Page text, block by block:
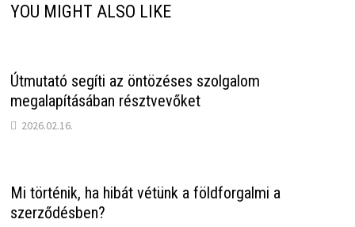
YOU MIGHT ALSO LIKE
Útmutató segíti az öntözéses szolgalom
megalapításában résztvevőket
2026.02.16.
Mi történik, ha hibát vétünk a földforgalmi a
szerződésben?